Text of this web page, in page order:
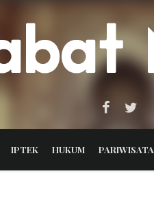
IPTEK HUKUM PARIWISATA